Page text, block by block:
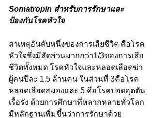
Somatropin สำหรับการรักษาและ
ป้องกันโรคหัวใจ
สาเหตุอันดับหนึ่งของการเสียชีวิต คือโรค
หัวใจซึ่งมีสัดส่วนมากกว่า1/3ของการเสีย
ชีวิตทั้งหมด โรคหัวใจและหลอดเลือดฆ่า
ผู้คนปีละ 1.5 ล้านคน ในส่วนที่ 3คือโรค
หลอดเลือดสมองและ 5 คือโรคปอดอุดตัน
เรื้อรัง ด้วยการศึกษาที่หลากหลายทั่วโลก
มีหลักฐานเพิ่มขึ้นว่าการรักษาด้วย